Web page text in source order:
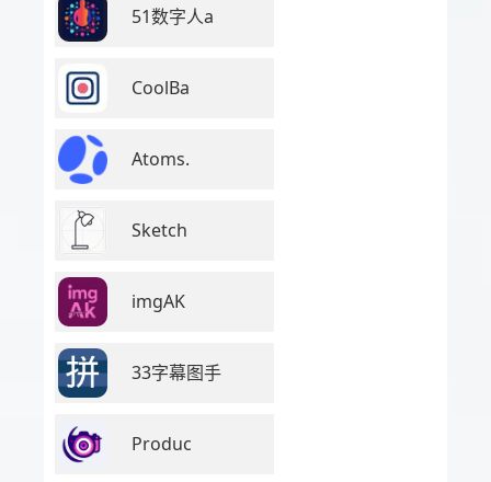
51数字人a
CoolBa
Atoms.
Sketch
imgAK
33字幕图手
Produc